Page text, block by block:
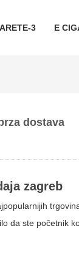
3 E
dostava
zagreb
da ste početnik